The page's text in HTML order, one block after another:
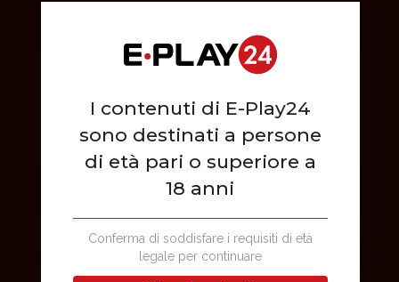
LOTTERIE
I contenuti di E-Play24
sono destinati a persone
di età pari o superiore a
18 anni
Conferma di soddisfare i requisiti di età
legale per continuare